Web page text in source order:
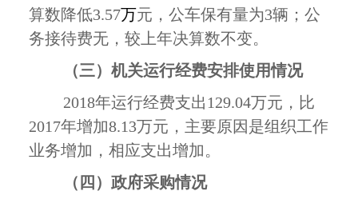
算数降低3.57万元，公车保有量为3辆；公
务接待费无，较上年决算数不变。
（三）机关运行经费安排使用情况
2018年运行经费支出 129.04万元，比
2017年增加8.13万元，主要原因是组织工作
业务增加，相应支出增加。
（四）政府采购情况